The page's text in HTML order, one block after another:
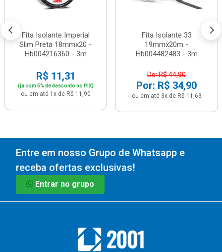
Fita Isolante Imperial
Slim Preta 18mmx20 -
Hb004216360 - 3m
R$ 11,31
(já com 5% de desconto no PIX)
ou em até 1x de R$ 11,90
Fita Isolante 33
19mmx20m -
Hb004482483 - 3m
De: R$ 44,90
Por: R$ 34,90
ou em até 3x de R$ 11,63
Entre em nosso Grupo de Whatsapp e
receba ofertas exclusivas!
Entrar no grupo